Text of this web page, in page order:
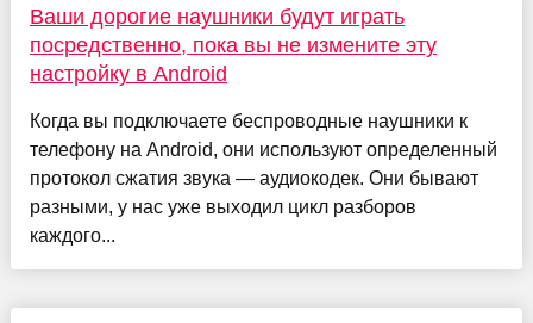
Ваши дорогие наушники будут играть
посредственно, пока вы не измените эту
настройку в Android
Когда вы подключаете беспроводные наушники к
телефону на Android, они используют определенный
протокол сжатия звука — аудиокодек. Они бывают
разными, у нас уже выходил цикл разборов
каждого...